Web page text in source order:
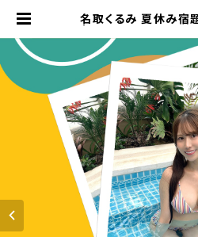
名取くるみ 夏休み